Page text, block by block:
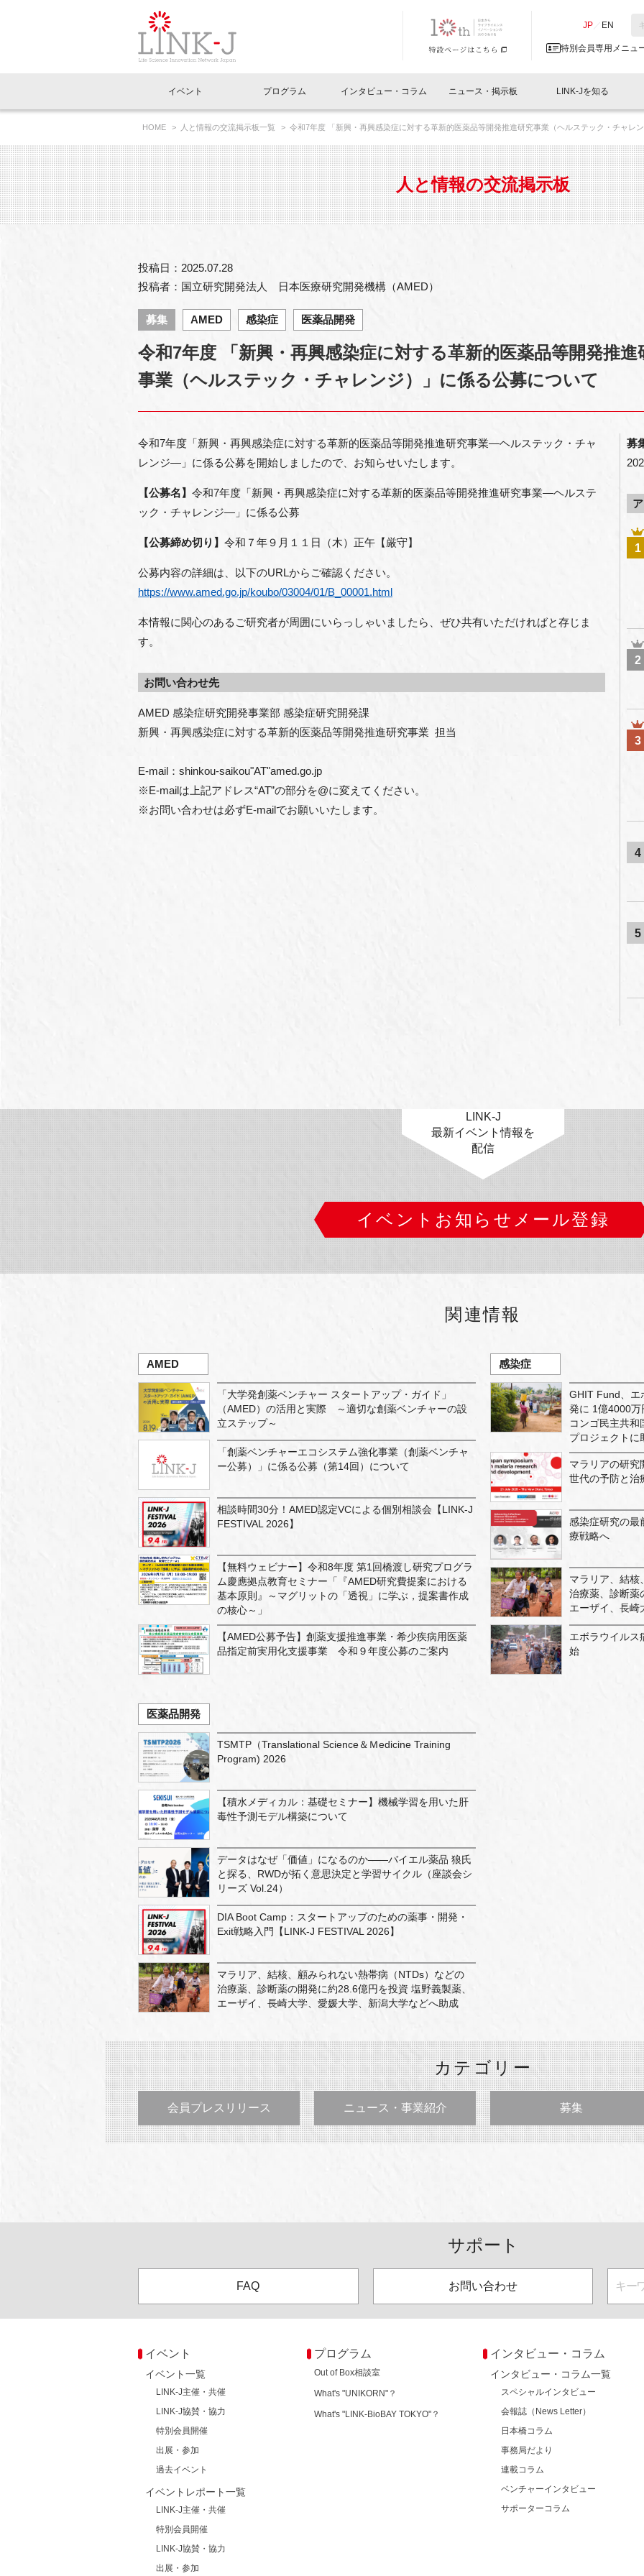
JP EN
特別会員専用メニュ
イベントお知らせメール登録
閉じる
イベント
イベント一覧
LINK-J主催・共催 特別会員開催
LINK-J協賛・協力 出展・参加
イベントレポート一覧
LINK-J主催・共催
LINK-J協賛・協力
プログラム
Out of Box相談室 What's "UNIKORN"？
インタビュー・コラム
インタビュー・コラム一覧
スペシャルインタビュー ベンチャーインタビュー 会報
連載コラム サポーターコラム 日本
ニュース・掲示板
ニュース一覧
トピック プレスリリース
メディア情報 海外関連
協賛・協力
人と情報の交流掲示板一覧
会員プレスリリース
募集
LINK-Jを知る
理事長挨拶 Why in Nihonbashi
国内外連携 サポーター紹介 事業
組織概要 パンフレット GTB
特別会員一覧 特別会員について 入会
専用メニューはこちら
ラウンジ・会議室 オフィス・ラボ 施設
アクセス
HOME 人と情報の交流掲示板一覧 令和7年度 「新興・再興感染症に対する革新的医薬品等開発推進研究事業（ヘルステック・チャレ
人と情報の交流掲示板
投稿日：2025.07.28
投稿者：国立研究開発法人 日本医療研究開発機構（AMED）
募集 AMED 感染症 医薬品開発
令和7年度 「新興・再興感染症に対する革新的医薬品等開発推進
事業（ヘルステック・チャレンジ）」に係る公募について
令和7年度「新興・再興感染症に対する革新的医薬品等開発推進研究事業―ヘルステック・チャ
レンジ―」に係る公募を開始しましたので、お知らせいたします。
【公募名】 令和7年度「新興・再興感染症に対する革新的医薬品等開発推進研究事業―ヘルステ
ック・チャレンジ―」に係る公募
【公募締め切り】 令和７年９月１１日（木）正午【厳守】
公募内容の詳細は、以下のURLからご確認ください。
https://www.amed.go.jp/koubo/03004/01/B_00001.html
本情報に関心のあるご研究者が周囲にいらっしゃいましたら、ぜひ共有いただければと存じま
す。
お問い合わせ先
AMED 感染症研究開発事業部 感染症研究開発課
新興・再興感染症に対する革新的医薬品等開発推進研究事業  担当
E-mail：shinkou-saikou"AT"amed.go.jp
※E-mailは上記アドレス“AT”の部分を@に変えてください。
※お問い合わせは必ずE-mailでお願いいたします。
募
1
2
3
4
5
LINK-J
最新イベント情報を
配信
イベントお知らせメール登録
関連情報
AMED
「大学発創薬ベンチャー スタートアップ・ガイド」
（AMED）の活用と実際 ～適切な創薬ベンチャーの設
立ステップ～
「創薬ベンチャーエコシステム強化事業（創薬ベンチャ
ー公募）」に係る公募（第14回）について
相談時間30分！AMED認定VCによる個別相談会【LINK-J
FESTIVAL 2026】
【無料ウェビナー】令和8年度 第1回橋渡し研究プログラ
ム慶應拠点教育セミナー「『AMED研究費提案における
基本原則』～マグリットの「透視」に学ぶ，提案書作成
の核心～」
【AMED公募予告】創薬支援推進事業・希少疾病用医薬
品指定前実用化支援事業 令和９年度公募のご案内
感染症
GHIT Fund、エ
発に 1億4000万
コンゴ民主共和
プロジェクトに
マラリアの研
世代の予防と治
感染症研究の最
療戦略へ
マラリア、結核
治療薬、診断薬
エーザイ、長崎
エボラウイルス
始
医薬品開発
TSMTP（Translational Science＆Ｍedicine Training
Program) 2026
【積水メディカル：基礎セミナー】機械学習を用いた肝
毒性予測モデル構築について
データはなぜ「価値」になるのか——バイエル薬品 狼氏
と探る、RWDが拓く意思決定と学習サイクル（座談会シ
リーズ Vol.24）
DIA Boot Camp：スタートアップのための薬事・開発・
Exit戦略入門【LINK-J FESTIVAL 2026】
マラリア、結核、顧みられない熱帯病（NTDs）などの
治療薬、診断薬の開発に約28.6億円を投資 塩野義製薬、
エーザイ、長崎大学、愛媛大学、新潟大学などへ助成
カテゴリー
会員プレスリリース ニュース・事業紹介 募集
サポート
FAQ お問い合わせ
イベント
イベント一覧
LINK-J主催・共催
LINK-J協賛・協力
特別会員開催
出展・参加
過去イベント
イベントレポート一覧
LINK-J主催・共催
特別会員開催
LINK-J協賛・協力
出展・参加
プログラム
Out of Box相談室
What's "UNIKORN"？
What's "LINK-BioBAY TOKYO"？
インタビュー・コラム
インタビュー・コラム一覧
スペシャルインタビュー
会報誌（News Letter）
日本橋コラム
事務局だより
連載コラム
ベンチャーインタビュー
サポーターコラム